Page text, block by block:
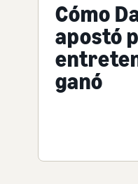
Cómo
apostó
ganó